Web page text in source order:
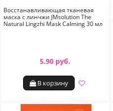
Восстанавливающая тканевая
маска с линчжи JMsolution The
Natural Lingzhi Mask Calming 30 мл
5.90 руб.
В корзину